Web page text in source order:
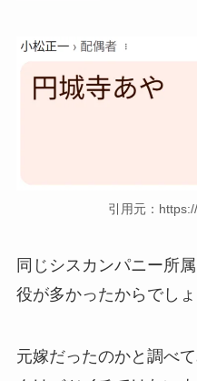
引用元：
同じシスカンパニー所
役が多かったからでしょ
元嫁だったのかと調べて